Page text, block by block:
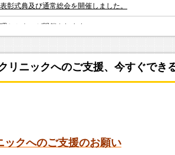
彰式典及び通常総会を開催しました。
セミナーが開催されます
イできるか
リニックの収支状況
合同供養を無償で
リニックへのご支援、今すぐでき
ックへのご支援のお願い